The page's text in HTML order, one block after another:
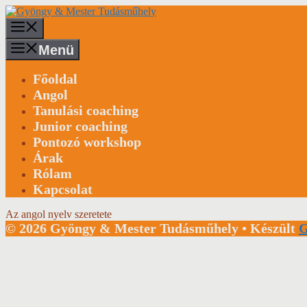
Kilépés
a
tartalomba
Menü
Főoldal
Angol
Tanulási coaching
Junior coaching
Pontozó workshop
Árak
Rólam
Kapcsolat
Az angol nyelv szeretete
© 2026 Gyöngy & Mester Tudásműhely • Készült